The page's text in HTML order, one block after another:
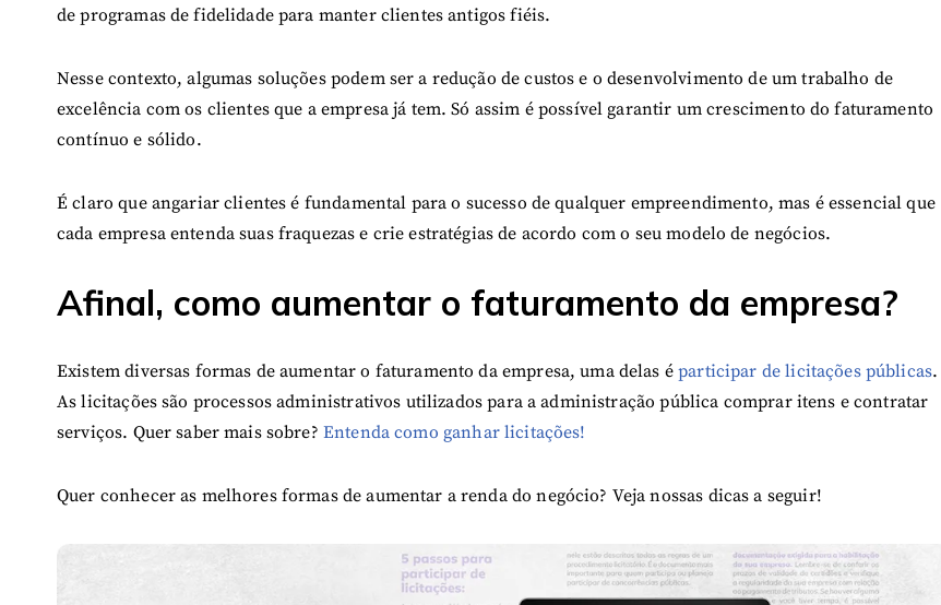
de programas de fidelidade para manter clientes antigos fiéis.
Nesse contexto, algumas soluções podem ser a redução de custos e o desenvolvimento de um trabalho de
excelência com os clientes que a empresa já tem. Só assim é possível garantir um crescimento do faturamento
contínuo e sólido.
É claro que angariar clientes é fundamental para o sucesso de qualquer empreendimento, mas é essencial que
cada empresa entenda suas fraquezas e crie estratégias de acordo com o seu modelo de negócios.
Afinal, como aumentar o faturamento da empresa?
Existem diversas formas de aumentar o faturamento da empresa, uma delas éparticipar de licitações públicas.
As licitações são processos administrativos utilizados para a administração pública comprar itens e contratar
serviços. Quer saber mais sobre? Entenda como ganhar licitações!
Quer conhecer as melhores formas de aumentar a renda do negócio? Veja nossas dicas a seguir!